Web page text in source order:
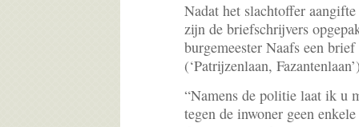
Nadat het slachtoffer
zijn de briefschrijvers
burgemeester Naafs een
(‘Patrijzenlaan,
“Namens de politie laat ik u
tegen de inwoner geen